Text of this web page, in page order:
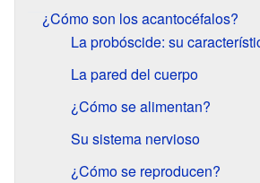
¿Cómo son los acantocéfalos?
La probóscide: su
La pared del cuerpo
¿Cómo se alimentan?
Su sistema nervioso
¿Cómo se reproducen?